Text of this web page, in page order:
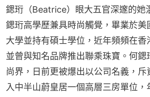
鍶珩（Beatrice）眼大五官深邃的她
鍶珩高學歷兼具時尚觸覺，畢業於美
大學並持有碩士學位，近年頻頻在香
並曾與知名品牌推出聯乘珠寶。何鍶
尚界，日前更被爆出以公司名義，
入中半山蔚皇居一個高層三房單位，